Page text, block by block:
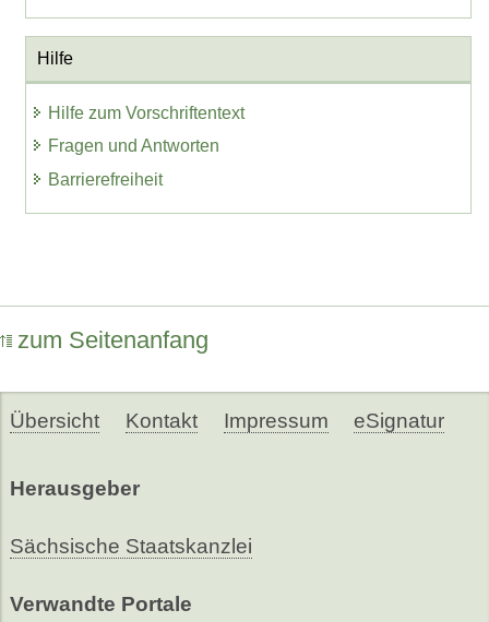
Hilfe
Hilfe zum Vorschriftentext
Fragen und Antworten
Barrierefreiheit
zum Seitenanfang
Übersicht Kontakt Impressum eSignatur
Herausgeber
Sächsische Staatskanzlei
Verwandte Portale